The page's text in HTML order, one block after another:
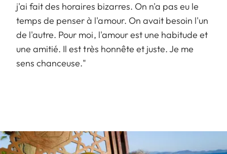
j'ai fait des horaires bizarres. On n'a pas eu le
temps de penser à l'amour. On avait besoin l'un
de l'autre. Pour moi, l'amour est une habitude et
une amitié. Il est très honnête et juste. Je me
sens chanceuse."